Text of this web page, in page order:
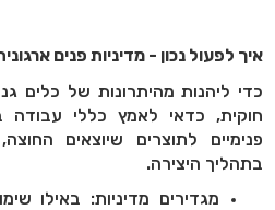
איך לפעול נכון - מדיניות פנים
כדי ליהנות מהיתרונות של כלים
חוקית, כדאי לאמץ כללי עבודה
פנימיים לתוצרים שיוצאים
בתהליך היצירה.
מגדירים מדיניות: באילו